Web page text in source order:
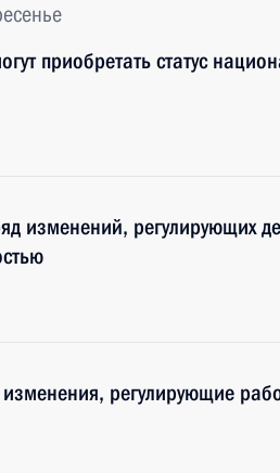
приобретать статус
изменений, регулирующих
регулирующие